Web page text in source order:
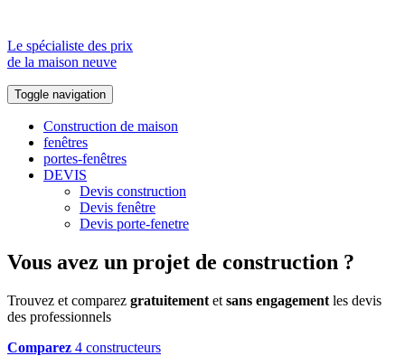
Le spécialiste des prix
de la maison neuve
Toggle navigation
Construction de maison
fenêtres
portes-fenêtres
DEVIS
Devis construction
Devis fenêtre
Devis porte-fenetre
Vous avez un projet de construction ?
Trouvez et comparez gratuitement et sans engagement les devis
des professionnels
Comparez 4 constructeurs